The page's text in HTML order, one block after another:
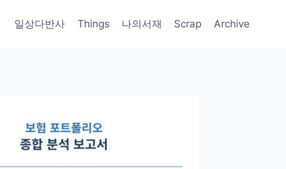
일상다반사 Things 나의서재 Scrap Archive